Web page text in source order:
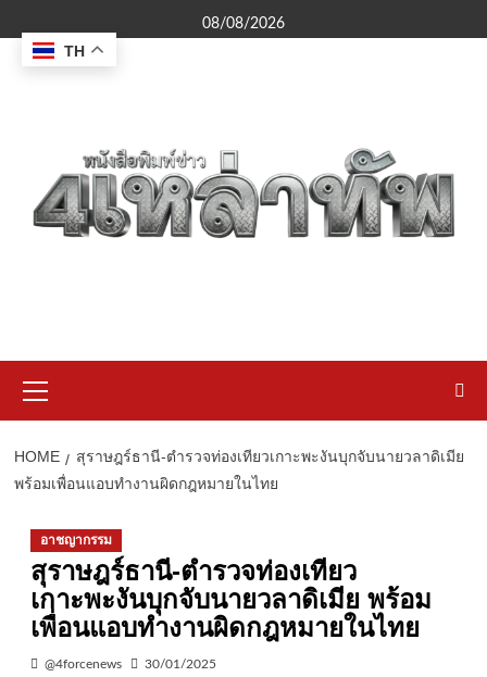
to
content
08/08/2026
Menu
HOME
สุราษฎร์ธานี-ตำรวจท่องเทียวเกาะพะงันบุกจับนายวลาดิเมีย
พร้อมเพื่อนแอบทำงานผิดกฎหมายในไทย
อาชญากรรม
สุราษฎร์ธานี-ตำรวจท่องเทียว
เกาะพะงันบุกจับนายวลาดิเมีย พร้อม
เพื่อนแอบทำงานผิดกฎหมายในไทย
@4forcenews 30/01/2025
TH